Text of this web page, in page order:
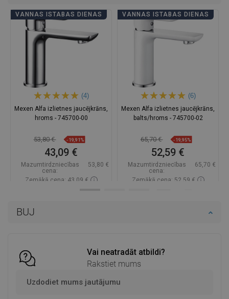
BUJ
Vai neatradāt atbildi?
Rakstiet mums
Uzdodiet mums jautājumu
VANNAS ISTABAS DIENAS
(4)
Mexen Alfa izlietnes jaucējkrāns,
hroms - 745700-00
53,80 € -19,91%
43,09 €
Mazumtirdzniecības
cena:
53,80 €
Zemākā cena: 43,09 €
VANNAS ISTABAS DIENAS
(6)
Mexen Alfa izlietnes jaucējkrāns,
balts/hroms - 745700-02
65,70 € -19,95%
52,59 €
Mazumtirdzniecības
cena:
65,70 €
Zemākā cena: 52,59 €